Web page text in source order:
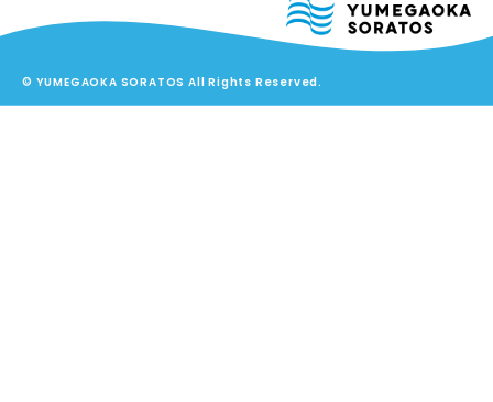
© YUMEGAOKA SORATOS All Rights Reserved.